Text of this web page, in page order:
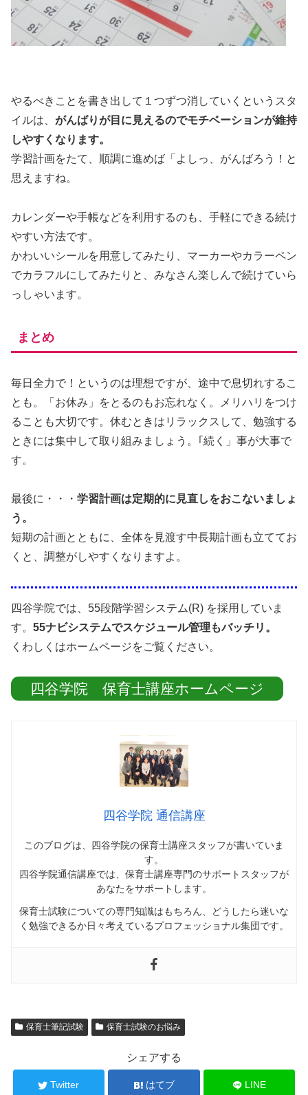
やるべきことを書き出して１つずつ消していくというスタ
イルは、 がんばりが目に見えるのでモチベーションが維持
しやすくなります。
学習計画をたて、順調に進めば「よしっ、がんばろう！と
思えますね。
カレンダーや手帳などを利用するのも、手軽にできる続け
やすい方法です。
かわいいシールを用意してみたり、マーカーやカラーペン
でカラフルにしてみたりと、みなさん楽しんで続けていら
っしゃいます。
まとめ
毎日全力で！というのは理想ですが、途中で息切れするこ
とも。
「お休み」をとるのもお忘れなく。メリハリをつけ
ることも大切です。 休むときはリラックスして、勉強する
ときには集中して取り組みましょう。｢続く」事が大事で
す。
最後に・・・ 学習計画は定期的に見直しをおこないましょ
う。
短期の計画とともに、全体を見渡す中長期計画も立ててお
くと、調整がしやすくなりますよ。
四谷学院では、55段階学習システム(R) を採用していま
す。 55ナビシステムでスケジュール管理もバッチリ。
くわしくはホームページをご覧ください。
四谷学院 保育士講座ホームページ
四谷学院 通信講座
このブログは、四谷学院の保育士講座スタッフが書いていま
す。
四谷学院通信講座では、 保育士講座専門のサポートスタッフが
あなたをサポートします。
保育士試験についての専門知識はもちろん、どうしたら迷いな
く勉強できるか日々考えているプロフェッショナル集団です。
保育士筆記試験 保育士試験のお悩み
シェアする
Twitter はてブ LINE